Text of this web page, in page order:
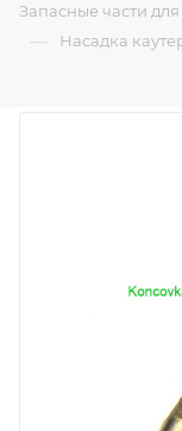
Запасные части
— Насадка